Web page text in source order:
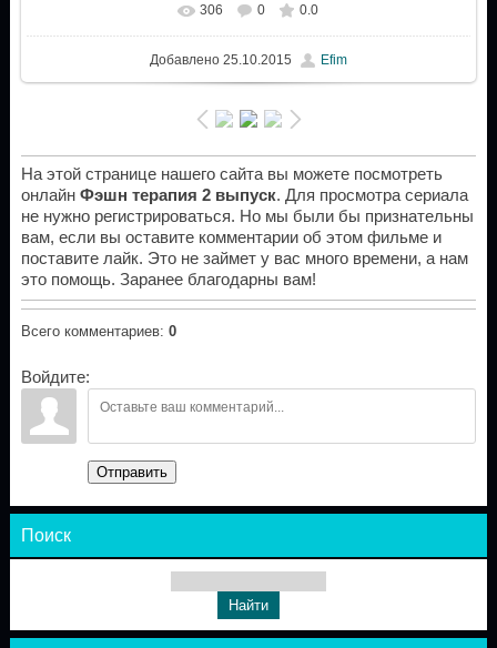
306 0 0.0
Добавлено25.10.2015 Efim
На этой странице нашего сайта вы можете посмотреть
онлайн Фэшн терапия 2 выпуск. Для просмотра сериала
не нужно регистрироваться. Но мы были бы признательны
вам, если вы оставите комментарии об этом фильме и
поставите лайк. Это не займет у вас много времени, а нам
это помощь. Заранее благодарны вам!
Всего комментариев: 0
Войдите:
Отправить
Поиск